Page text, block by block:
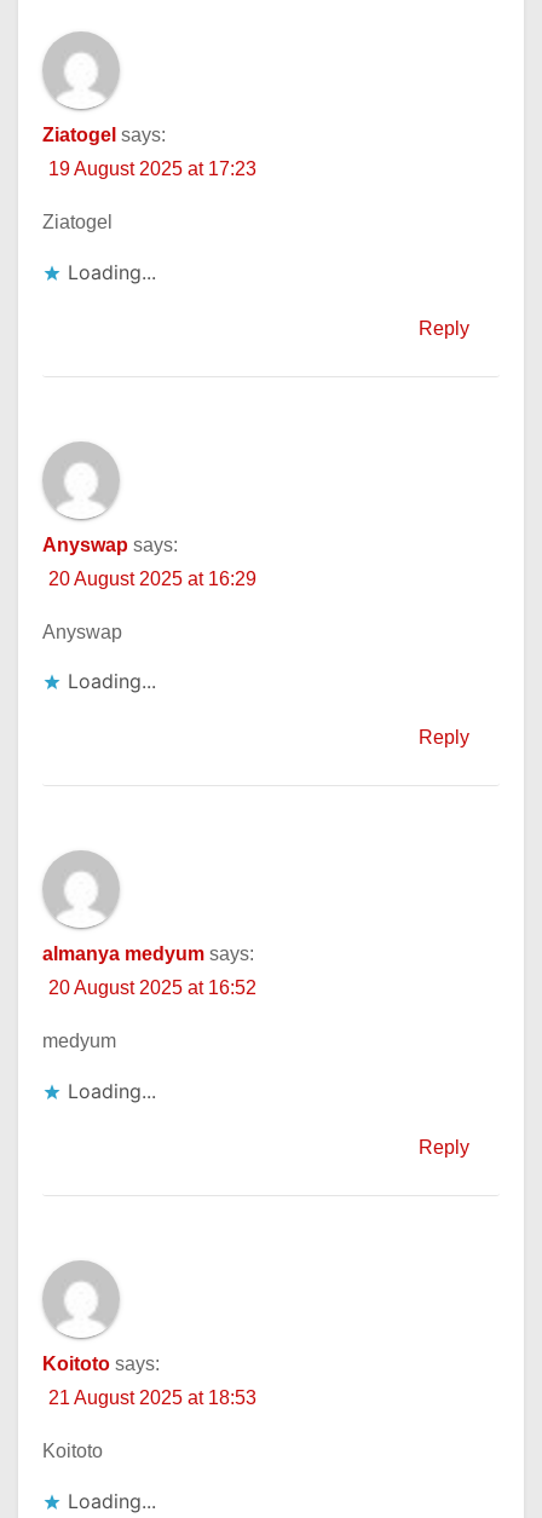
Ziatogel says:
19 August 2025 at 17:23
Ziatogel
Loading...
Reply
Anyswap says:
20 August 2025 at 16:29
Anyswap
Loading...
Reply
almanya medyum says:
20 August 2025 at 16:52
medyum
Loading...
Reply
Koitoto says:
21 August 2025 at 18:53
Koitoto
Loading...